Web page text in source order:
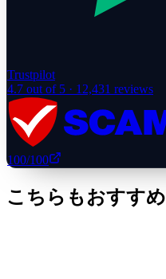
Trustpilot
4.7 out of 5 · 12,431 reviews
100/100
こちらもおすすめ